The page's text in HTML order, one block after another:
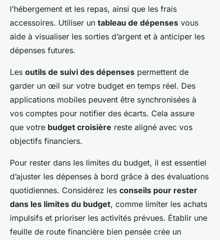
l’hébergement et les repas, ainsi que les frais
accessoires. Utiliser un tableau de dépenses vous
aide à visualiser les sorties d’argent et à anticiper les
dépenses futures.
Les outils de suivi des dépenses permettent de
garder un œil sur votre budget en temps réel. Des
applications mobiles peuvent être synchronisées à
vos comptes pour notifier des écarts. Cela assure
que votre budget croisière reste aligné avec vos
objectifs financiers.
Pour rester dans les limites du budget, il est essentiel
d’ajuster les dépenses à bord grâce à des évaluations
quotidiennes. Considérez les conseils pour rester
dans les limites du budget, comme limiter les achats
impulsifs et prioriser les activités prévues. Établir une
feuille de route financière bien pensée crée un